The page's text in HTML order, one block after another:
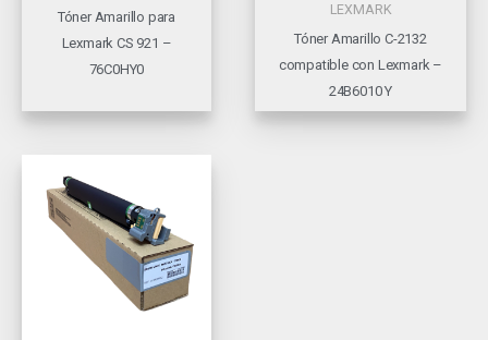
Tóner Amarillo para
Lexmark CS 921 –
76C0HY0
LEXMARK
Tóner Amarillo C-2132
compatible con Lexmark –
24B6010 Y